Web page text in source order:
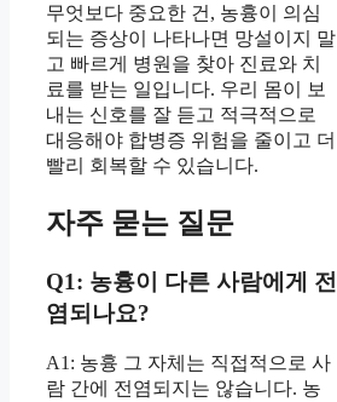
무엇보다 중요한 건, 농흉이 의심
되는 증상이 나타나면 망설이지 말
고 빠르게 병원을 찾아 진료와 치
료를 받는 일입니다. 우리 몸이 보
내는 신호를 잘 듣고 적극적으로
대응해야 합병증 위험을 줄이고 더
빨리 회복할 수 있습니다.
자주 묻는 질문
Q1: 농흉이 다른 사람에게 전
염되나요?
A1: 농흉 그 자체는 직접적으로 사
람 간에 전염되지는 않습니다. 농